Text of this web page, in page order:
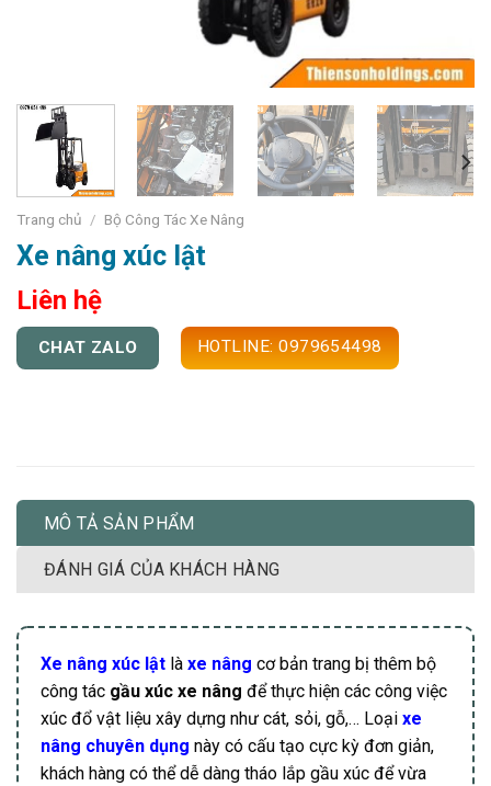
Trang chủ / Bộ Công Tác Xe Nâng
Xe nâng xúc lật
Liên hệ
CHAT ZALO HOTLINE: 0979654498
MÔ TẢ SẢN PHẨM
ĐÁNH GIÁ CỦA KHÁCH HÀNG
Xe nâng xúc lật là xe nâng cơ bản trang bị thêm bộ
công tác gầu xúc xe nâng để thực hiện các công việc
xúc đổ vật liệu xây dựng như cát, sỏi, gỗ,… Loại xe
nâng chuyên dụng này có cấu tạo cực kỳ đơn giản,
khách hàng có thể dễ dàng tháo lắp gầu xúc để vừa